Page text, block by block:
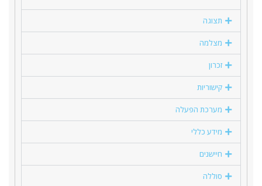
תצוגה
מצלמה
זכרון
קישוריות
מערכת הפעלה
מידע כללי
חיישנים
סוללה